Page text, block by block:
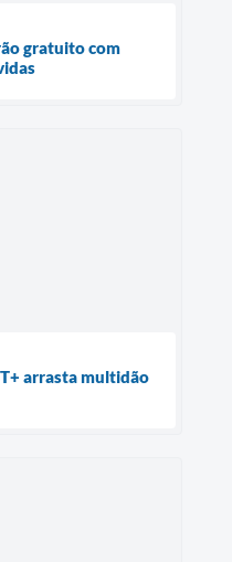
gratuito com
arrasta multidão